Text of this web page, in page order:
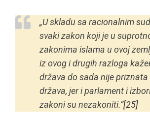
„U skladu sa racionalnim
svaki zakon koji je u
zakonima islama u ovoj
iz ovog i drugih razloga
država do sada nije
država, jer i parlament i
zakoni su nezakoniti.“[25]